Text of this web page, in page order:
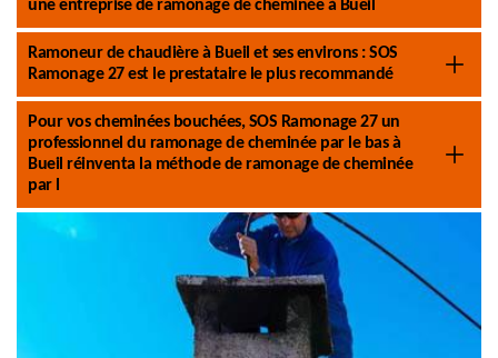
une entreprise de ramonage de cheminée à Bueil
Ramoneur de chaudière à Bueil et ses environs : SOS
Ramonage 27 est le prestataire le plus recommandé
Pour vos cheminées bouchées, SOS Ramonage 27 un
professionnel du ramonage de cheminée par le bas à
Bueil réinventa la méthode de ramonage de cheminée
par l